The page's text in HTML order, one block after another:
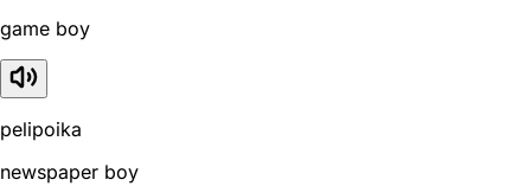
game boy
pelipoika
newspaper boy